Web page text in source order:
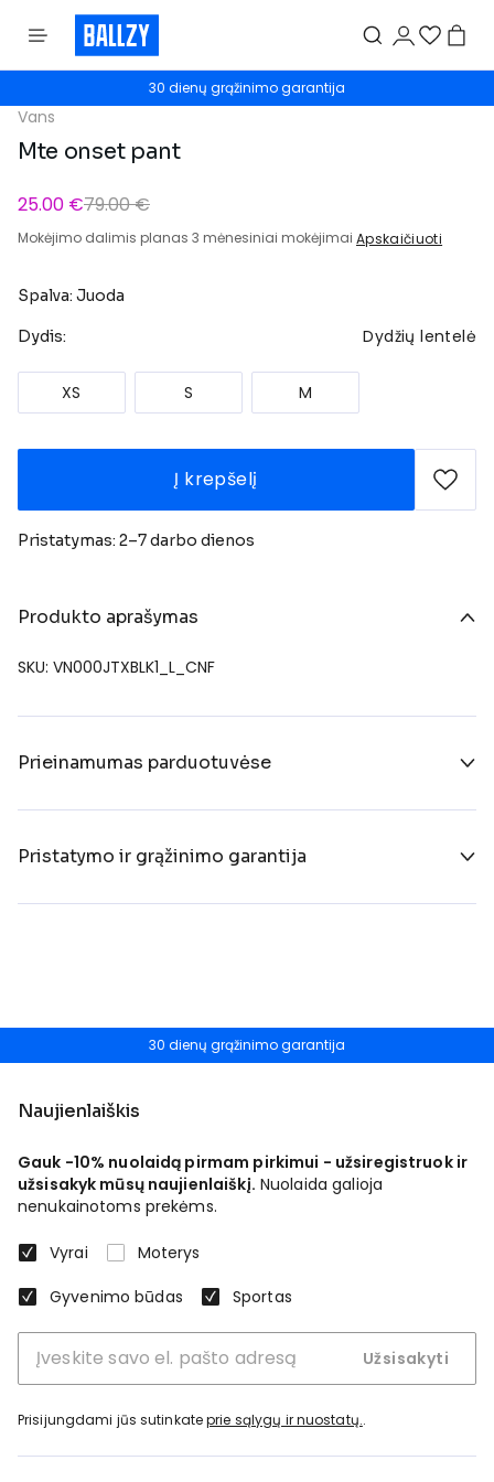
30 dienų grąžinimo garantija
Vans
Mte onset pant
25.00 €79.00 €
Mokėjimo dalimis planas 3 mėnesiniai mokėjimai Apskaičiuoti
Spalva: Juoda
Dydis: Dydžių lentelė
XS S M
Į krepšelį
Pristatymas: 2–7 darbo dienos
Produkto aprašymas
SKU: VN000JTXBLK1_L_CNF
Prieinamumas parduotuvėse
Pristatymo ir grąžinimo garantija
30 dienų grąžinimo garantija
Naujienlaiškis
Gauk -10% nuolaidą pirmam pirkimui - užsiregistruok ir
užsisakyk mūsų naujienlaiškį. Nuolaida galioja
nenukainotoms prekėms.
Vyrai
Moterys
Gyvenimo būdas
Sportas
Užsisakyti
Prisijungdami jūs sutinkateprie sąlygų ir nuostatų..